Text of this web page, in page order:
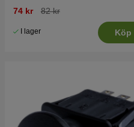
74 kr 82 kr
I lager Köp